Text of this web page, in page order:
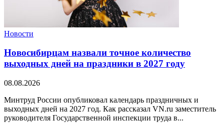
Новости
Новосибирцам назвали точное количество
выходных дней на праздники в 2027 году
08.08.2026
Минтруд России опубликовал календарь праздничных и
выходных дней на 2027 год. Как рассказал VN.ru заместитель
руководителя Государственной инспекции труда в...